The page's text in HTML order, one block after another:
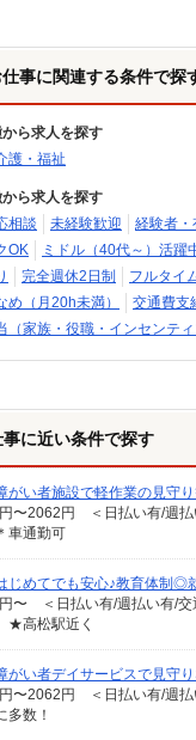
事に関連する条件で探
から求人を探す
護・福祉
から求人を探す
相談
未経験歓迎 経験者・
OK
ミドル（40代～）活躍
完全週休2日制 フルタイ
め（月20h未満）
交通費支
（家族・役職・インセンテ
事に近い条件で探す
がい者施設で軽作業の見守り
〜2062円 ＜日払い有/週払
通勤可
じめてでも安心♪教育体制◎
〜 ＜日払い有/週払い有/交
高松駅近く
がい者デイサービスで見守
〜2062円 ＜日払い有/週払
多数！